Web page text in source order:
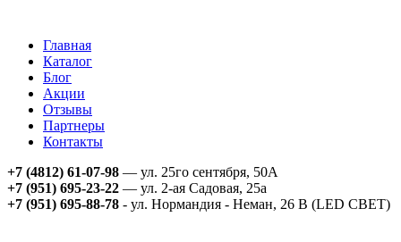
Главная
Каталог
Блог
Акции
Отзывы
Партнеры
Контакты
+7 (4812) 61-07-98 — ул. 25го сентября, 50А
+7 (951) 695-23-22 — ул. 2-ая Садовая, 25а
+7 (951) 695-88-78 - ул. Нормандия - Неман, 26 В (LED СВЕТ)